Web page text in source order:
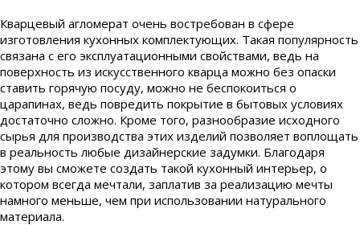
Кварцевый агломерат очень востребован в сфере
изготовления кухонных комплектующих. Такая популярность
связана с его эксплуатационными свойствами, ведь на
поверхность из искусственного кварца можно без опаски
ставить горячую посуду, можно не беспокоиться о
царапинах, ведь повредить покрытие в бытовых условиях
достаточно сложно. Кроме того, разнообразие исходного
сырья для производства этих изделий позволяет воплощать
в реальность любые дизайнерские задумки. Благодаря
этому вы сможете создать такой кухонный интерьер, о
котором всегда мечтали, заплатив за реализацию мечты
намного меньше, чем при использовании натурального
материала.